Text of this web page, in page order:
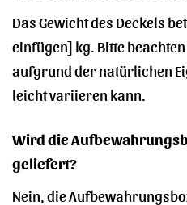
Das Gewicht des Deckels
einfügen] kg. Bitte
aufgrund der natürlichen
leicht variieren kann.
Wird die
geliefert?
Nein, die